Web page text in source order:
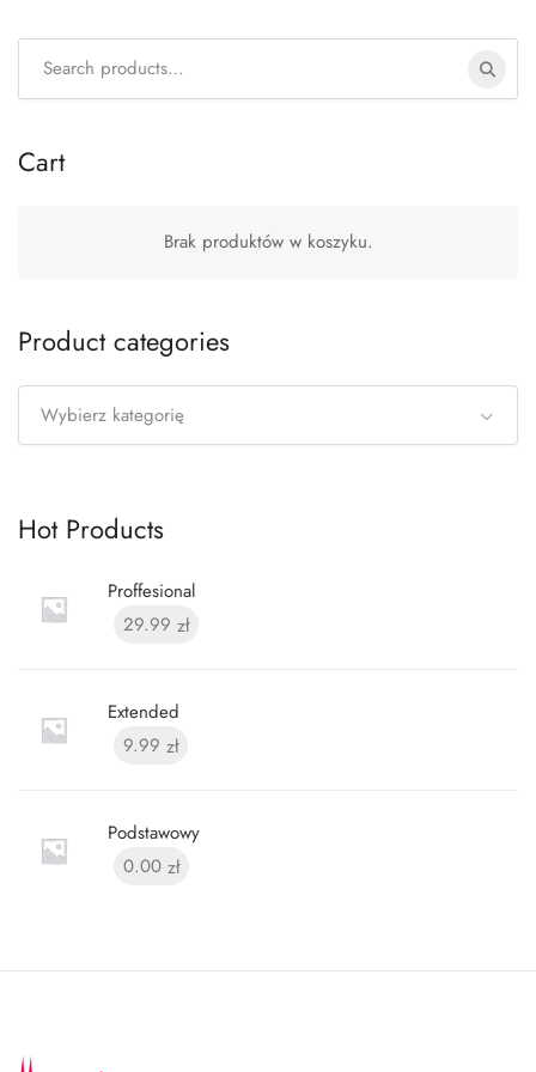
Cart
Brak produktów w koszyku.
Product categories
Wybierz kategorię
Hot Products
Proffesional
29.99 zł
Extended
9.99 zł
Podstawowy
0.00 zł